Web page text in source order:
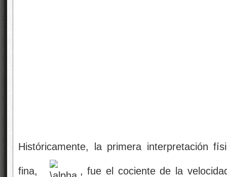
Históricamente, la primera interpretación
fina, , fue el cociente de la